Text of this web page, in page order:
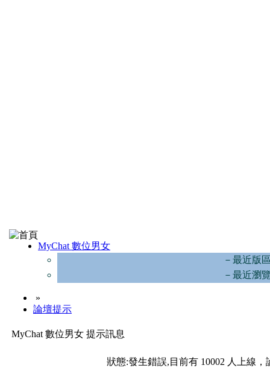
MyChat 數位男女
－最近版
－最近瀏
»
論壇提示
MyChat 數位男女 提示訊息
狀態:發生錯誤,目前有 10002 人上線